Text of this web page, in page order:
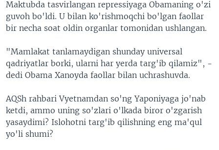
Maktubda tasvirlangan repressiyaga Obamaning o'zi
guvoh bo'ldi. U bilan ko'rishmoqchi bo'lgan faollar
bir necha soat oldin organlar tomonidan ushlangan.
"Mamlakat tanlamaydigan shunday universal
qadriyatlar borki, ularni har yerda targ'ib qilamiz", -
dedi Obama Xanoyda faollar bilan uchrashuvda.
AQSh rahbari Vyetnamdan so'ng Yaponiyaga jo'nab
ketdi, ammo uning so'zlari o'lkada biror o'zgarish
yasaydimi? Islohotni targ'ib qilishning eng ma'qul
yo'li shumi?